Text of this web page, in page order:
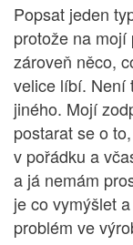
Popsat jeden
protože na
zároveň něco,
velice líbí. Není
jiného. Mojí
postarat se o
v pořádku a
a já nemám
je co vymýšlet
problém ve